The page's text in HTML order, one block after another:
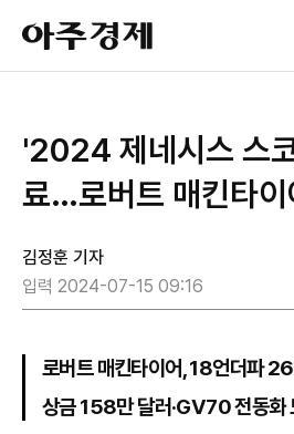
아
주
경
'2024 제네시스 스
료…로버트 매킨타이
김정훈 기자
입력 2024-07-15 09:16
로버트 매킨타이어, 18언더파
상금 158만 달러·GV70 전동화